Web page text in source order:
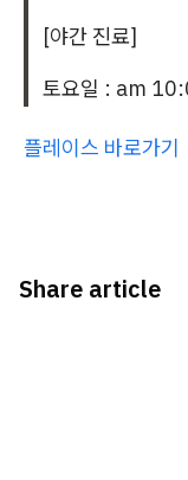
[야간 진료]
토요일 : am
플레이스 바로가기
Share article